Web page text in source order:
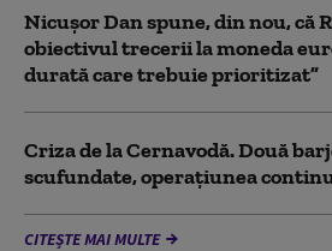
Nicușor Dan spune, din nou, că
obiectivul trecerii la moneda
durată care trebuie prioritizat”
Criza de la Cernavodă. Două
scufundate, operațiunea
CITEȘTE MAI MULTE